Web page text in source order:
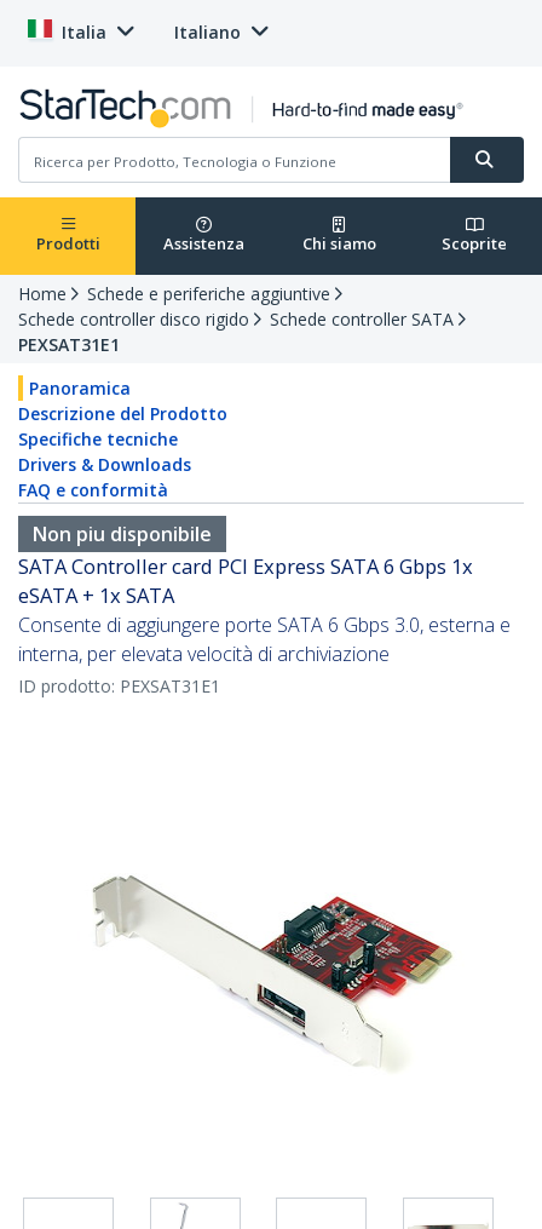
Italia Italiano
Prodotti Assistenza Chi siamo Scoprite
Home
Schede e periferiche aggiuntive
Schede controller disco rigido
Schede controller SATA
PEXSAT31E1
Panoramica
Descrizione del Prodotto
Specifiche tecniche
Drivers & Downloads
FAQ e conformità
Non piu disponibile
SATA Controller card PCI Express SATA 6 Gbps 1x
eSATA + 1x SATA
Consente di aggiungere porte SATA 6 Gbps 3.0, esterna e
interna, per elevata velocità di archiviazione
ID prodotto: PEXSAT31E1